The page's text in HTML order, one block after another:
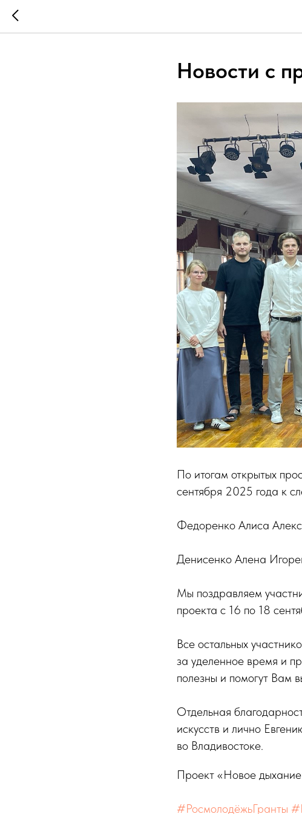
Новости с
По итогам открытых
сентября 2025 года к
Федоренко Алиса
Денисенко Алена
Мы поздравляем
проекта с 16 по 18
Все остальных
за уделенное время и
полезны и помогут Вам
Отдельная
искусств и лично
во Владивостоке.
Проект «Новое
#РосмолодёжьГранты